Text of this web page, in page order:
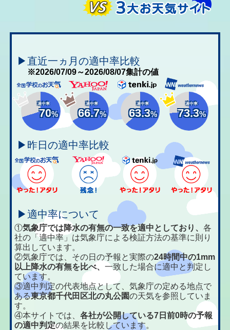
▶直近一ヵ月の適中率比較
※2026/07/09～2026/08/07集計の値
適中率
70%
適中率
66.7%
適中率
63.3%
適中率
73.3%
▶昨日の適中率比較
▶適中率について
①気象庁では降水の有無の一致を適中としており、各
社の「適中率」は気象庁による検証方法の基準に則り
算出しています。
②気象庁では、その日の予報と実際の24時間中の1mm
以上降水の有無を比べ、一致した場合に適中と判定し
ています。
③適中判定の代表地点として、気象庁の定める地点で
ある東京都千代田区北の丸公園の天気を参照していま
す。
④本サイトでは、各社が公開している7日前0時の予報
の適中判定の結果を比較しています。